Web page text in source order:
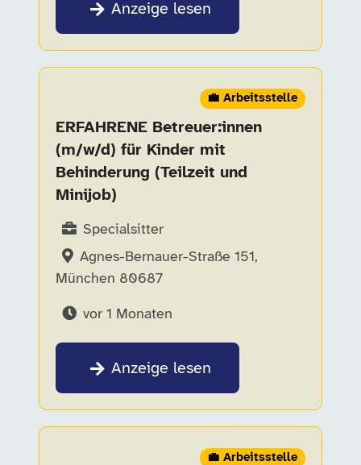
Anzeige lesen
💼 Arbeitsstelle
ERFAHRENE Betreuer:innen
(m/w/d) für Kinder mit
Behinderung (Teilzeit und
Minijob)
Specialsitter
Agnes-Bernauer-Straße 151,
München 80687
vor 1 Monaten
Anzeige lesen
💼 Arbeitsstelle